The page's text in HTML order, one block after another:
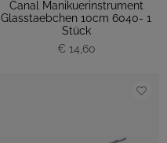
Canal Manikuerinstrument
Glasstaebchen 10cm 6040- 1
Stück
€ 14,60